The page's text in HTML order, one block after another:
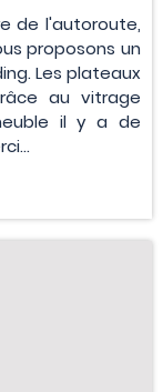
de l'autoroute,
proposons un
Les plateaux
au vitrage
il y a de